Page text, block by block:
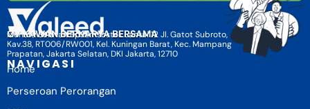
CV KAWAN BERKARYA BERSAMA
Menara Selatan BpJamsostek Lantai 12 Jl. Gatot Subroto,
Kav.38, RT006/RW001, Kel. Kuningan Barat, Kec. Mampang
Prapatan, Jakarta Selatan, DKI Jakarta, 12710
NAVIGASI
Home
Perseroan Perorangan